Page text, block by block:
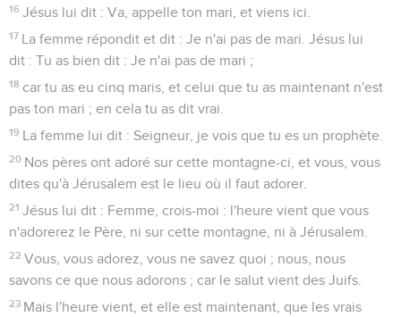
16 Jésus lui dit : Va, appelle ton mari, et viens ici.
17 La femme répondit et dit : Je n'ai pas de mari. Jésus lui
dit : Tu as bien dit : Je n'ai pas de mari ;
18 car tu as eu cinq maris, et celui que tu as maintenant n'est
pas ton mari ; en cela tu as dit vrai.
19 La femme lui dit : Seigneur, je vois que tu es un prophète.
20 Nos pères ont adoré sur cette montagne-ci, et vous, vous
dites qu'à Jérusalem est le lieu où il faut adorer.
21 Jésus lui dit : Femme, crois-moi : l'heure vient que vous
n'adorerez le Père, ni sur cette montagne, ni à Jérusalem.
22 Vous, vous adorez, vous ne savez quoi ; nous, nous
savons ce que nous adorons ; car le salut vient des Juifs.
23 Mais l'heure vient, et elle est maintenant, que les vrais